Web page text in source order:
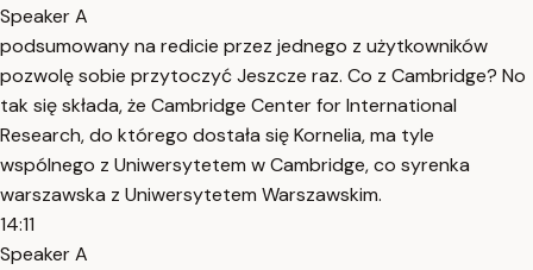
Speaker A
podsumowany na redicie przez jednego z użytkowników
pozwolę sobie przytoczyć Jeszcze raz. Co z Cambridge? No
tak się składa, że Cambridge Center for International
Research, do którego dostała się Kornelia, ma tyle
wspólnego z Uniwersytetem w Cambridge, co syrenka
warszawska z Uniwersytetem Warszawskim.
14:11
Speaker A